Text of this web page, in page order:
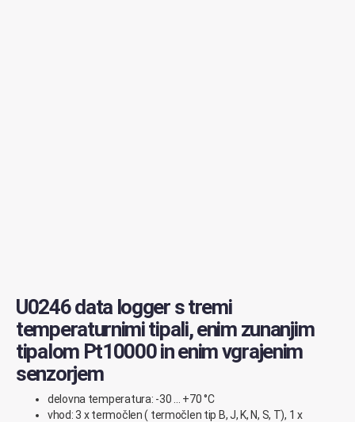
U0246 data logger s tremi
temperaturnimi tipali, enim zunanjim
tipalom Pt10000 in enim vgrajenim
senzorjem
delovna temperatura: -30 … +70 °C
vhod: 3 x termočlen ( termočlen tip B, J, K, N, S, T), 1 x